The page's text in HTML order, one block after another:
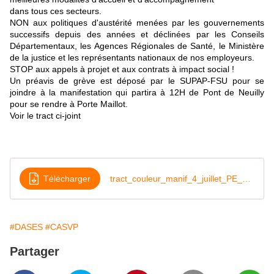
dans tous ces secteurs.
NON aux politiques d'austérité menées par les gouvernements
successifs depuis des années et déclinées par les Conseils
Départementaux, les Agences Régionales de Santé, le Ministère
de la justice et les représentants nationaux de nos employeurs.
STOP aux appels à projet et aux contrats à impact social !
Un préavis de grève est déposé par le SUPAP-FSU pour se
joindre à la manifestation qui partira à 12H de Pont de Neuilly
pour se rendre à Porte Maillot.
Voir le tract ci-joint
Télécharger
#DASES #CASVP
Partager